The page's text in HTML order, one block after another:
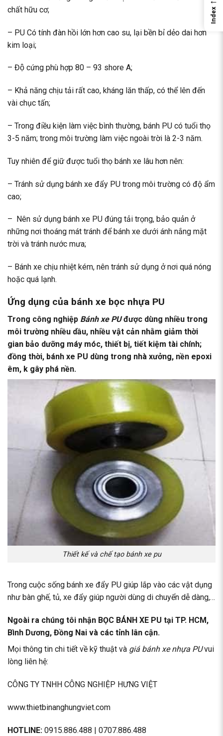
chất hữu cơ;
– PU Có tính đàn hồi lớn hơn cao su, lại bền bỉ dẻo dai hơn
kim loại;
– Độ cứng phù hợp 80 – 93 shore A;
– Khả năng chịu tải rất cao, kháng lăn thấp, có thể lên đến
vài chục tấn;
– Trong điều kiện làm việc bình thường, bánh PU có tuổi thọ
3-5 năm; trong môi trường làm việc ngoài trời là 2-3 năm.
Tuy nhiên để giữ được tuổi thọ bánh xe lâu hơn nên:
– Tránh sử dụng bánh xe đẩy PU trong môi trường có độ ẩm
cao;
– Nên sử dụng bánh xe PU đúng tải trọng, bảo quản ở
những nơi thoáng mát tránh để bánh xe dưới ánh nắng mặt
trời và tránh nước mưa;
– Bánh xe chịu nhiệt kém, nên tránh sử dụng ở nơi quá nóng
hoặc quá lạnh.
Ứng dụng của bánh xe bọc nhựa PU
Trong công nghiệp Bánh xe PUđược dùng nhiều trong
môi trường nhiều dầu, nhiều vật cản nhằm giảm thời
gian bảo dưỡng máy móc, thiết bị, tiết kiệm tài chính;
đồng thời, bánh xe PU dùng trong nhà xưởng, nền epoxi
êm, k gây phá nền.
Thiết kế và chế tạo bánh xe pu
Trong cuộc sống bánh xe đẩy PU giúp lắp vào các vật dụng
như bàn ghế, tủ, xe đẩy giúp người dùng di chuyển dễ dàng,…
Ngoài ra chúng tôi nhận BỌC BÁNH XE PU tại TP. HCM,
Bình Dương, Đồng Nai và các tỉnh lân cận.
Mọi thông tin chi tiết về kỹ thuật và giá bánh xe nhựa PUvui
lòng liên hệ:
CÔNG TY TNHH CÔNG NGHIỆP HƯNG VIỆT
www.thietbinanghungviet.com
HOTLINE: 0915.886.488 | 0707.886.488
Index